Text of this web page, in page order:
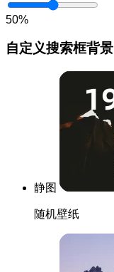
50%
自定义搜索框背景
静图
随机壁纸